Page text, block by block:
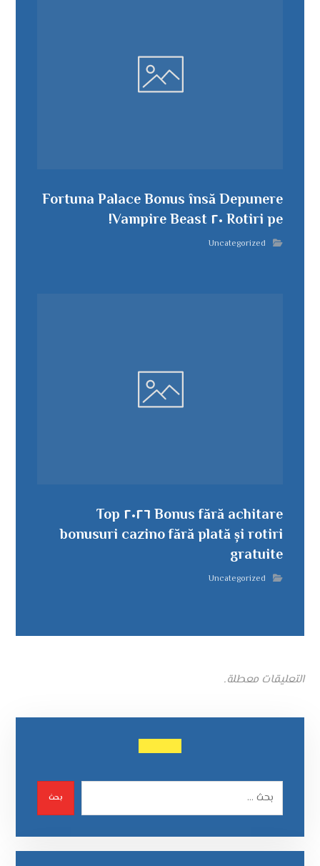
Fortuna Palace Bonus însă Depunere
Rotiri pe ٢٠ Vampire Beast!
Uncategorized
Bonus fără achitare ٢٠٢٦ Top
bonusuri cazino fără plată și rotiri
gratuite
Uncategorized
التعليقات معطلة.
بحث